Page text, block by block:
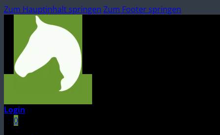
Zum Hauptinhalt springen Zum Footer springen
Login
0